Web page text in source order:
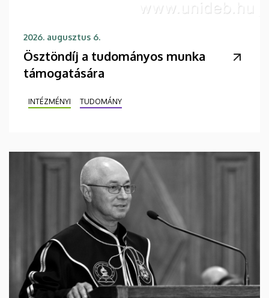
2026. augusztus 6.
Ösztöndíj a tudományos munka
támogatására
INTÉZMÉNYI TUDOMÁNY